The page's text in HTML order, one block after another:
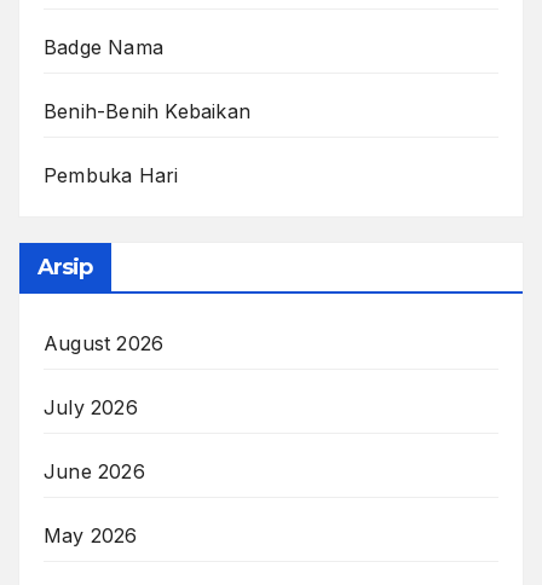
Badge Nama
Benih-Benih Kebaikan
Pembuka Hari
Arsip
August 2026
July 2026
June 2026
May 2026